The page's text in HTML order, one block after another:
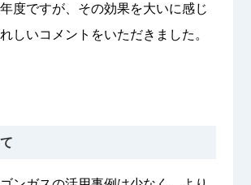
度ですが、その効果を大いに感じ
しいコメントをいただきました。